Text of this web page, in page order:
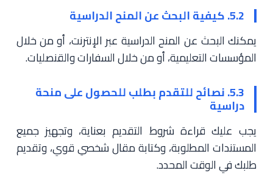
5.2. كيفية البحث عن المنح الدراسية
يمكنك البحث عن المنح الدراسية عبر الإنترنت، أو من خلال
المؤسسات التعليمية، أو من خلال السفارات والقنصليات.
5.3. نصائح للتقدم بطلب للحصول على منحة
دراسية
يجب عليك قراءة شروط التقديم بعناية، وتجهيز جميع
المستندات المطلوبة، وكتابة مقال شخصي قوي، وتقديم
طلبك في الوقت المحدد.